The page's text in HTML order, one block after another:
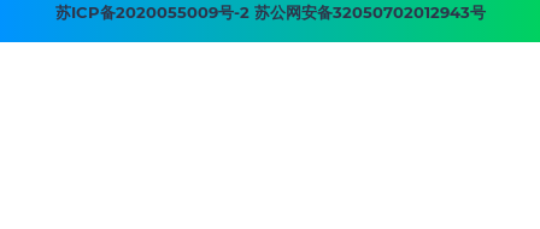
-
苏ICP备2020055009号-2 苏公网安备32050702012943号